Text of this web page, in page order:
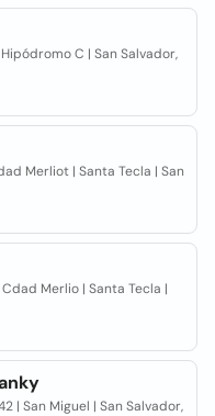
C | San Salvador,
Merliot | Santa Tecla | San
Cdad Merlio | Santa Tecla |
| San Miguel | San Salvador,